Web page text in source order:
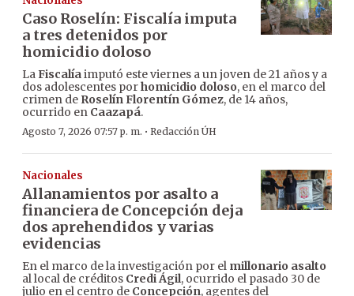
Caso Roselín: Fiscalía imputa
a tres detenidos por
homicidio doloso
LaFiscalíaimputó este viernes a un joven de 21 años y a
dos adolescentes porhomicidio doloso, en el marco del
crimen de Roselín Florentín Gómez, de 14 años,
ocurrido en Caazapá.
Agosto 7, 2026 07:57 p. m. · Redacción ÚH
Nacionales
Allanamientos por asalto a
financiera de Concepción deja
dos aprehendidos y varias
evidencias
En el marco de la investigación por el millonario asalto
al local de créditos Credi Ágil, ocurrido el pasado 30 de
julio en el centro de Concepción, agentes del